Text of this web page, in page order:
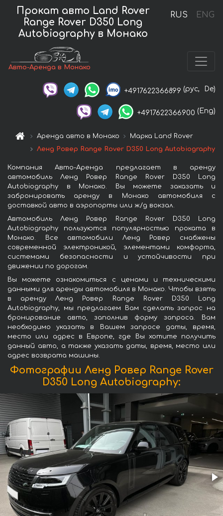
RUS ENG
Прокат авто Land Rover
Range Rover D350 Long
Autobiography в Монако
Авто-Аренда в Монако
+4917622366899 (рус, De)
+4917622366900 (Eng)
Аренда авто в Монако
Марка Land Rover
Ленд Ровер Range Rover D350 Long Autobiography
Компания Авто-Аренда предлагает в аренду
автомобиль Ленд Ровер Range Rover D350 Long
Autobiography в Монако. Вы можете заказать и
забронировать аренду в Монако автомобиля с
доставкой авто в аэропорты или ж/д вокзал.
Автомобиль Ленд Ровер Range Rover D350 Long
Autobiography пользуются популярностью проката в
Монако. Все автомобили Ленд Ровер снабжены
современной электроникой, элементами комфорта,
системами безопасности и устойчивости при
движении по дорогам.
Вы можете ознакомиться с ценами и техническими
данными для аренды автомобиля в Монако. Чтобы взять
в аренду Ленд Ровер Range Rover D350 Long
Autobiography, мы предлагаем Вам сделать запрос на
бронирование авто, заполнив форму запроса. Вам
необходимо указать в Вашем запросе даты, время,
место или адрес в Европе, где Вы хотите получить
данный авто, а также указать даты, время, место или
адрес возврата машины.
Фотографии Ленд Ровер Range Rover
D350 Long Autobiography: